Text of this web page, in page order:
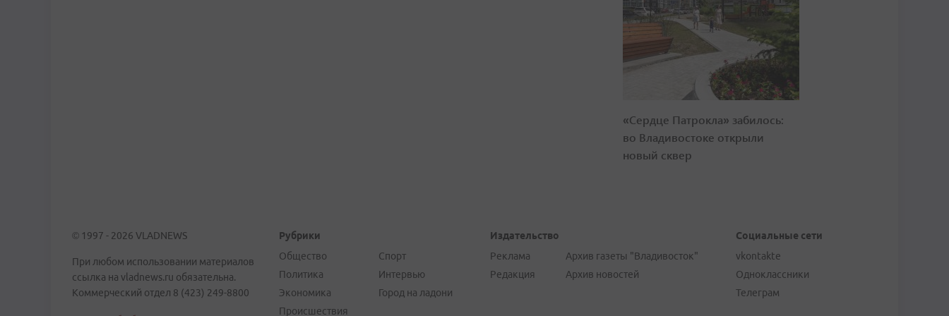
«Сердце Патрокла» забилось:
во Владивостоке открыли
новый сквер
© 1997 - 2026 VLADNEWS
При любом использовании материалов
ссылка на vladnews.ru обязательна.
Коммерческий отдел 8 (423) 249-8800
Рубрики
Общество
Политика
Экономика
Происшествия
Спорт
Интервью
Город на ладони
Издательство
Реклама
Редакция
Архив газеты "Владивосток"
Архив новостей
Социальные сети
vkontakte
Одноклассники
Телеграм